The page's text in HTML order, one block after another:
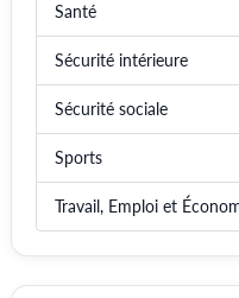
Santé
Sécurité intérieure
Sécurité sociale
Sports
Travail, Emploi et